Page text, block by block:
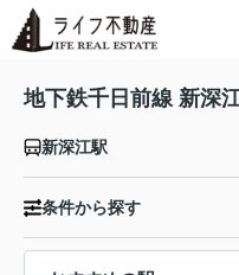
地下鉄千日前線 新深
新深江駅
条件から探す